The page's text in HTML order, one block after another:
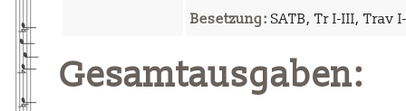
Besetzung: SATB, Tr I-III, Trav
Gesamtausgaben: